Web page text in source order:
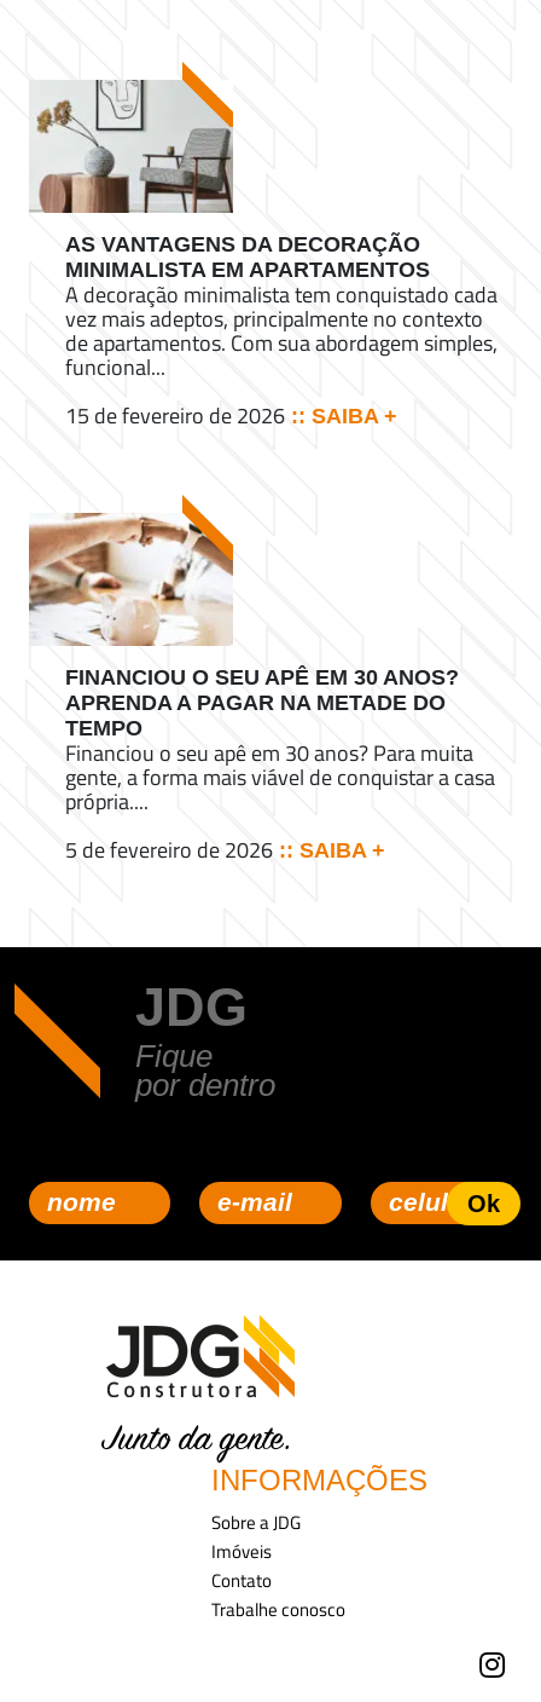
AS VANTAGENS DA DECORAÇÃO
MINIMALISTA EM APARTAMENTOS
A decoração minimalista tem conquistado cada
vez mais adeptos, principalmente no contexto
de apartamentos. Com sua abordagem simples,
funcional...
15 de fevereiro de 2026 :: SAIBA +
FINANCIOU O SEU APÊ EM 30 ANOS?
APRENDA A PAGAR NA METADE DO
TEMPO
Financiou o seu apê em 30 anos? Para muita
gente, a forma mais viável de conquistar a casa
própria....
5 de fevereiro de 2026 :: SAIBA +
JDG
Fique
por dentro
INFORMAÇÕES
Sobre a JDG
Imóveis
Contato
Trabalhe conosco